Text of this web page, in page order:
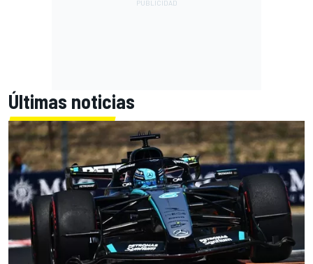
Últimas noticias